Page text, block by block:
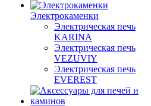
Электрокаменки
Электрическая печь
KARINA
Электрическая печь
VEZUVIY
Электрическая печь
EVEREST